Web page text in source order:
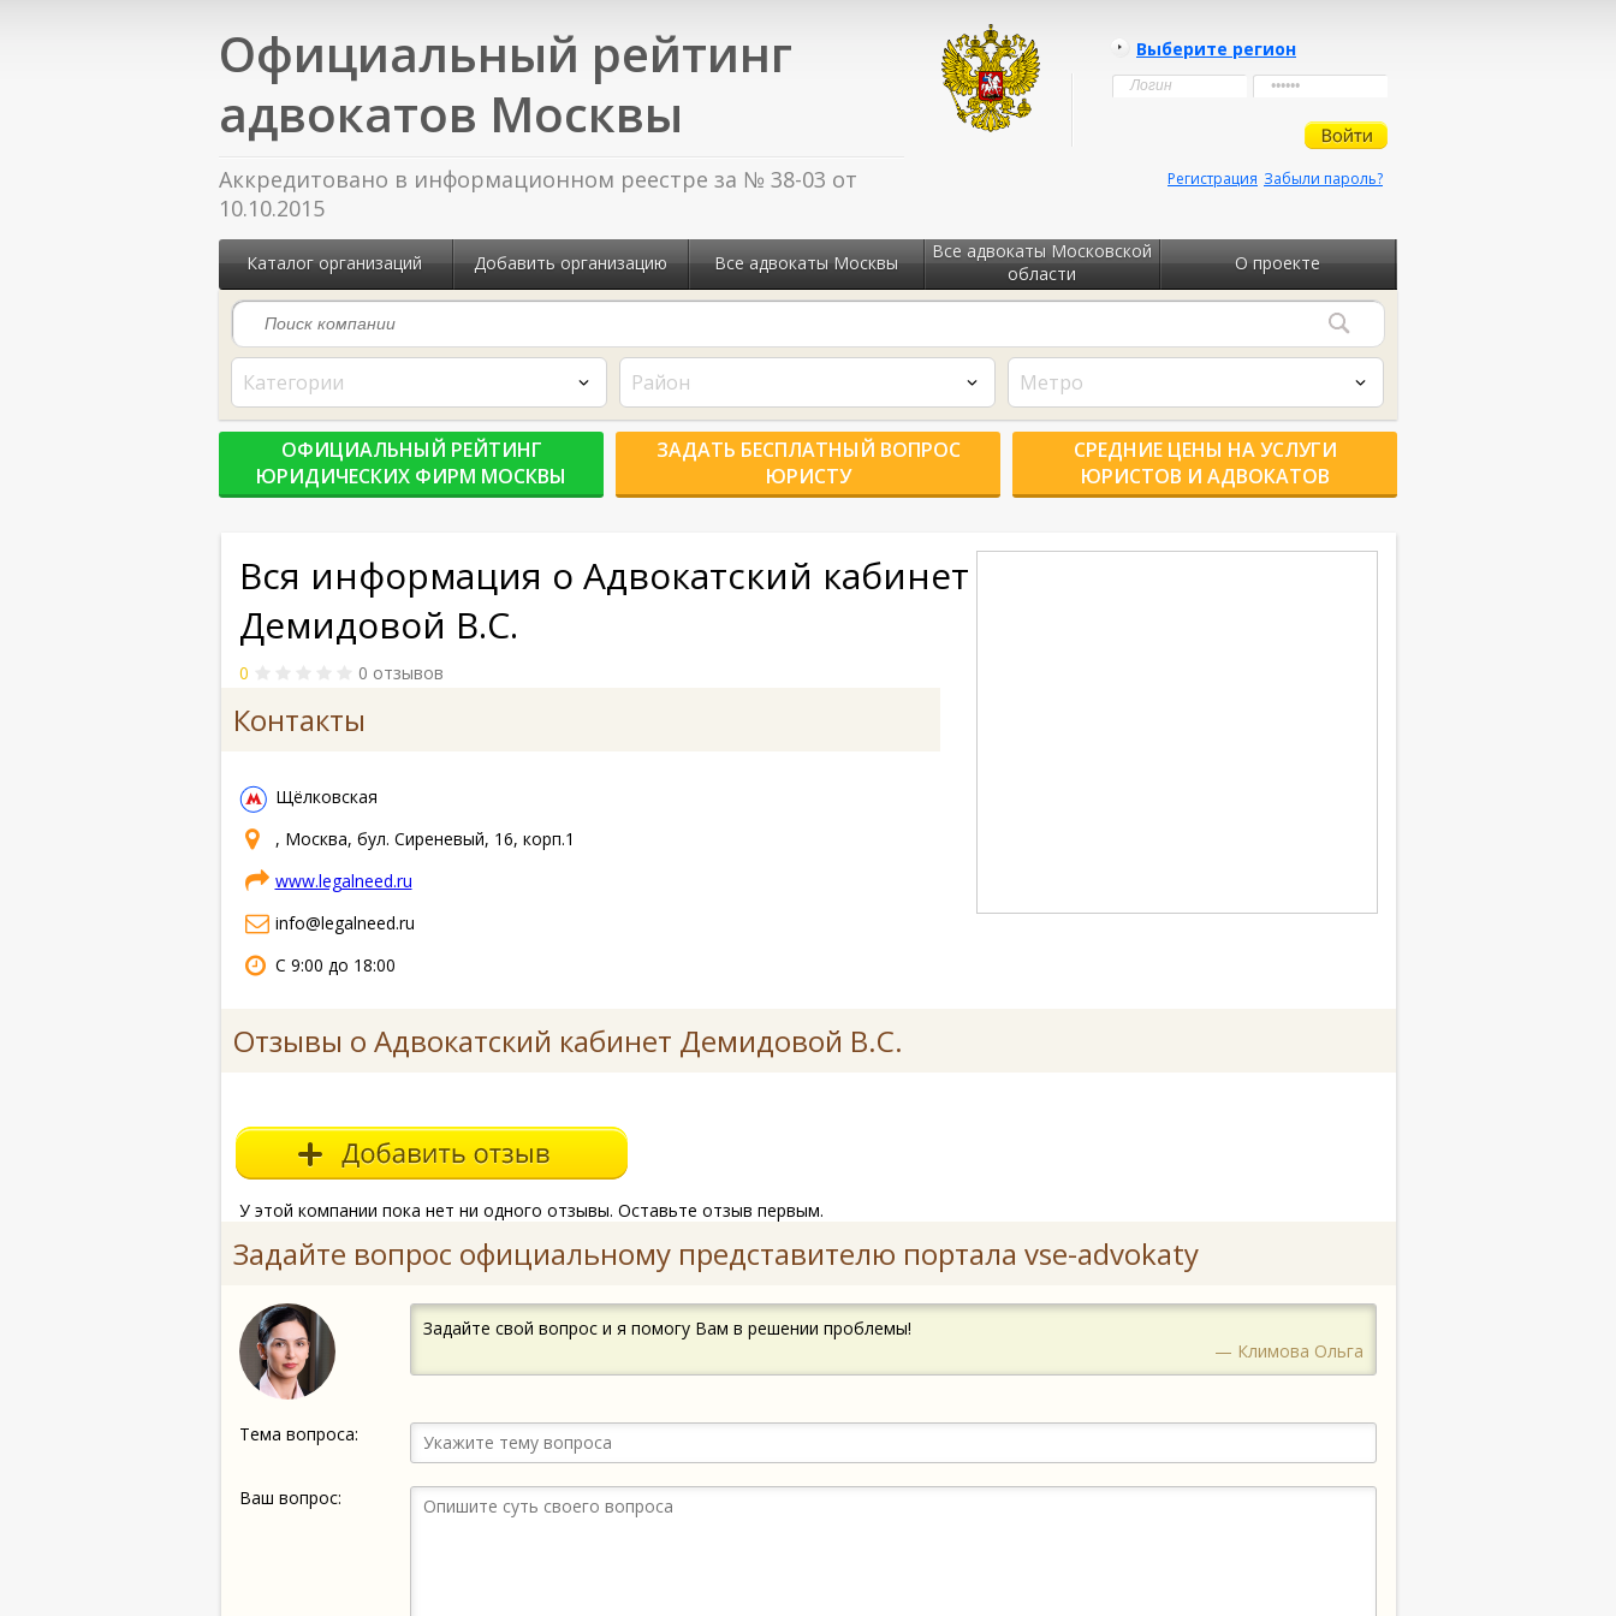
Официальный рейтинг
адвокатов Москвы
Аккредитовано в информационном реестре за № 38-03 от
10.10.2015
Выберите регион
Забыли пароль?
Регистрация
Каталог организаций Добавить организацию Все адвокаты Москвы
Все адвокаты Московской
области
О проекте
Категории Район Метро
ОФИЦИАЛЬНЫЙ РЕЙТИНГ
ЮРИДИЧЕСКИХ ФИРМ МОСКВЫ
ЗАДАТЬ БЕСПЛАТНЫЙ ВОПРОС
ЮРИСТУ
СРЕДНИЕ ЦЕНЫ НА УСЛУГИ
ЮРИСТОВ И АДВОКАТОВ
Вся информация о Адвокатский кабинет
Демидовой В.С.
0 0 отзывов
Контакты
Щёлковская
, Москва, бул. Сиреневый, 16, корп.1
www.legalneed.ru
info@legalneed.ru
С 9:00 до 18:00
Отзывы о Адвокатский кабинет Демидовой В.С.
У этой компании пока нет ни одного отзывы. Оставьте отзыв первым.
Задайте вопрос официальному представителю портала vse-advokaty
Задайте свой вопрос и я помогу Вам в решении проблемы!
— Климова Ольга
Тема вопроса:
Ваш вопрос: